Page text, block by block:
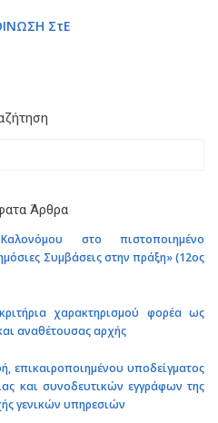
ΣτΕ
Άρθρα
στο πιστοποιημένο
Συμβάσεις στην πράξη» (12ος
χαρακτηρισμού φορέα ως
αναθέτουσας αρχής
επικαιροποιημένου υποδείγματος
και συνοδευτικών εγγράφων της
γενικών υπηρεσιών